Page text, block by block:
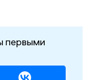
первыми